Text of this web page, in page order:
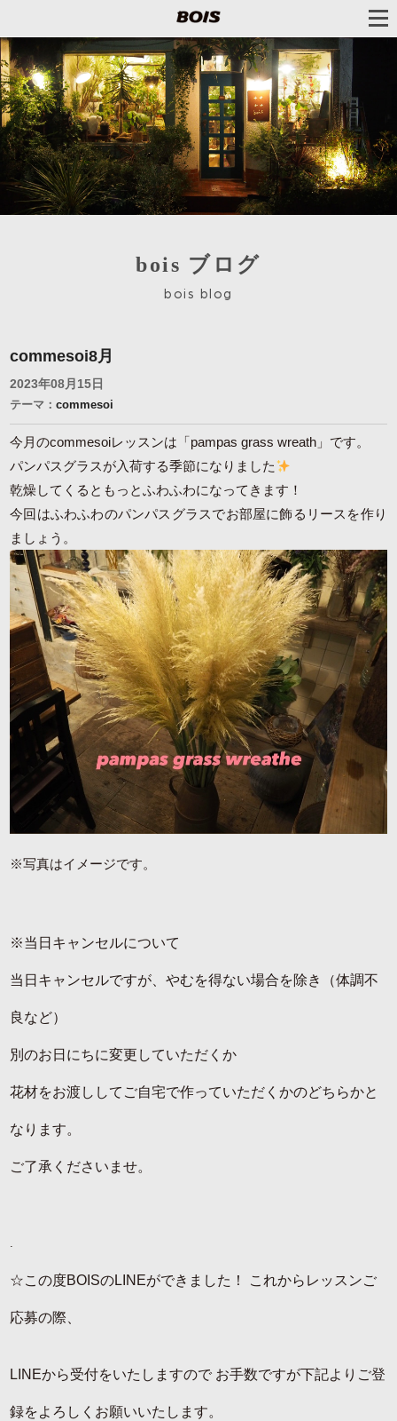
bois ブログ
bois blog
commesoi8月
2023年08月15日
テーマ：commesoi
今月のcommesoiレッスンは「pampas grass wreath」です。
パンパスグラスが入荷する季節になりました
乾燥してくるともっとふわふわになってきます！
今回はふわふわのパンパスグラスでお部屋に飾るリースを作り
ましょう。
※写真はイメージです。
※当日キャンセルについて
当日キャンセルですが、やむを得ない場合を除き（体調不
良など）
別のお日にちに変更していただくか
花材をお渡ししてご自宅で作っていただくかのどちらかと
なります。
ご了承くださいませ。
☆この度BOISのLINEができました！ これからレッスンご
応募の際、
LINEから受付をいたしますので お手数ですが下記よりご登
録をよろしくお願いいたします。